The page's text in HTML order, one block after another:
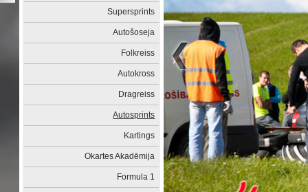
Supersprints
Autošoseja
Folkreiss
Autokross
Dragreiss
Autosprints
Kartings
Okartes Akadēmija
Formula 1